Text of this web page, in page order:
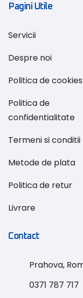
Pagini Utile
Servicii
Despre noi
Politica de cookies
Politica de
confidentialitate
Termeni si conditii
Metode de plata
Politica de retur
Livrare
Contact
Prahova,
0371 787 717